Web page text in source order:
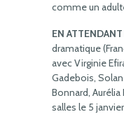
comme un
EN
dramatique
avec Virginie
Gadebois,
Bonnard,
salles le 5